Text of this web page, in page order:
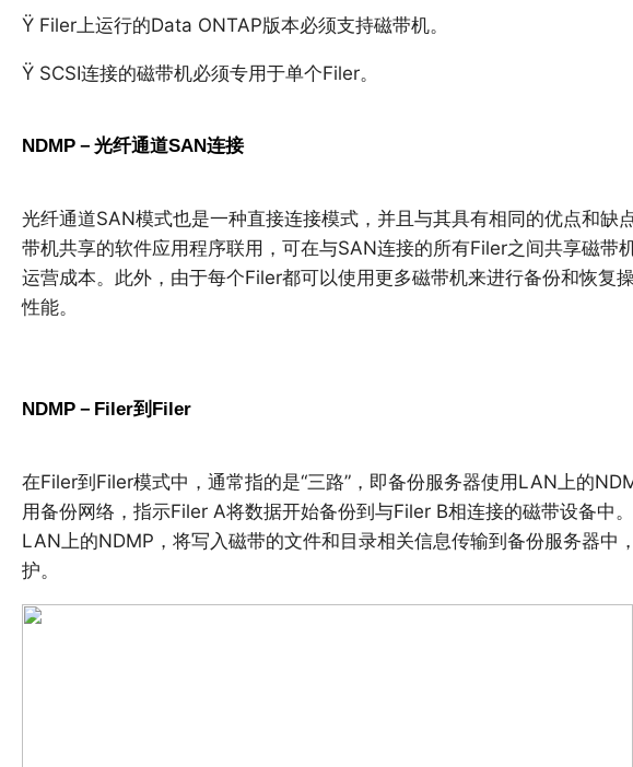
Ÿ Filer上运行的Data ONTAP版本必须支持磁带机。
Ÿ SCSI连接的磁带机必须专用于单个Filer。
NDMP－光纤通道SAN连接
光纤通道SAN模式也是一种直接连接模式，并且与其具有相同的优点和缺
带机共享的软件应用程序联用，可在与SAN连接的所有Filer之间共享磁带
运营成本。此外，由于每个Filer都可以使用更多磁带机来进行备份和恢复
性能。
NDMP－Filer到Filer
在Filer到Filer模式中，通常指的是“三路”，即备份服务器使用LAN上的
用备份网络，指示Filer A将数据开始备份到与Filer B相连接的磁带设备中
LAN上的NDMP，将写入磁带的文件和目录相关信息传输到备份服务器中
护。